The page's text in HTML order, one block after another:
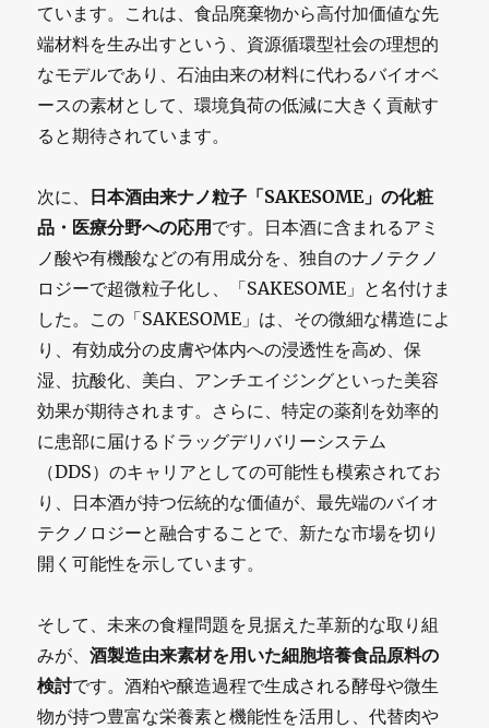
ています。これは、食品廃棄物から高付加価値な先
端材料を生み出すという、資源循環型社会の理想的
なモデルであり、石油由来の材料に代わるバイオベ
ースの素材として、環境負荷の低減に大きく貢献す
ると期待されています。
次に、 日本酒由来ナノ粒子「SAKESOME」の化粧
品・医療分野への応用です。日本酒に含まれるアミ
ノ酸や有機酸などの有用成分を、独自のナノテクノ
ロジーで超微粒子化し、「SAKESOME」と名付けま
した。この「SAKESOME」は、その微細な構造によ
り、有効成分の皮膚や体内への浸透性を高め、保
湿、抗酸化、美白、アンチエイジングといった美容
効果が期待されます。さらに、特定の薬剤を効率的
に患部に届けるドラッグデリバリーシステム
（DDS）のキャリアとしての可能性も模索されてお
り、日本酒が持つ伝統的な価値が、最先端のバイオ
テクノロジーと融合することで、新たな市場を切り
開く可能性を示しています。
そして、未来の食糧問題を見据えた革新的な取り組
みが、酒製造由来素材を用いた細胞培養食品原料の
検討です。酒粕や醸造過程で生成される酵母や微生
物が持つ豊富な栄養素と機能性を活用し、代替肉や